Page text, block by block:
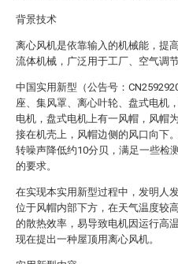
背景技术
离心风机是依靠输入的机械能，提
流体机械，广泛用于工厂、空气调
中国实用新型（公告号：
座、集风罩、离心叶轮、盘式电机
电机，盘式电机上有一风帽，风帽
接在机壳上，风帽边侧的风口向下
转噪声降低约10分贝，满足一些检
的要求。
在实现本实用新型过程中，发明人
位于风帽内部下方，在天气温度较
的散热效率，易导致电机因运行高
现在提出一种屋顶用离心风机。